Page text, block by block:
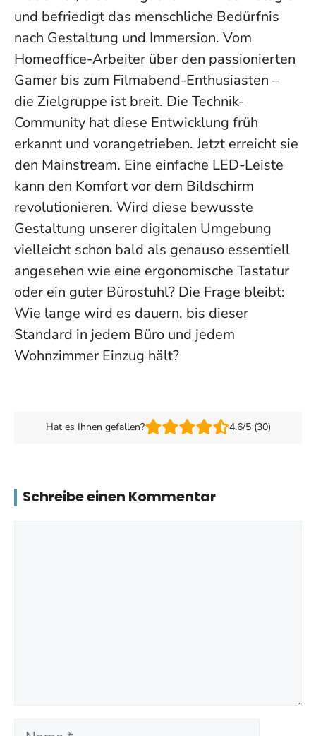
und befriedigt das menschliche Bedürfnis
nach Gestaltung und Immersion. Vom
Homeoffice-Arbeiter über den passionierten
Gamer bis zum Filmabend-Enthusiasten –
die Zielgruppe ist breit. Die Technik-
Community hat diese Entwicklung früh
erkannt und vorangetrieben. Jetzt erreicht sie
den Mainstream. Eine einfache LED-Leiste
kann den Komfort vor dem Bildschirm
revolutionieren. Wird diese bewusste
Gestaltung unserer digitalen Umgebung
vielleicht schon bald als genauso essentiell
angesehen wie eine ergonomische Tastatur
oder ein guter Bürostuhl? Die Frage bleibt:
Wie lange wird es dauern, bis dieser
Standard in jedem Büro und jedem
Wohnzimmer Einzug hält?
Hat es Ihnen gefallen? 4.6/5 (30)
Schreibe einen Kommentar
Name